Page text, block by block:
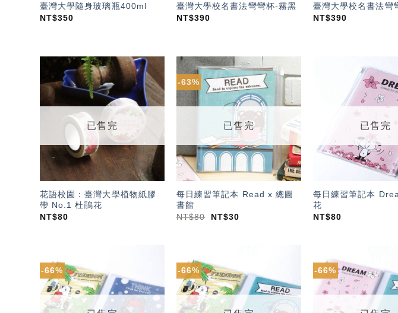
臺灣大學隨身玻璃瓶400ml
NT$350
臺灣大學校名書法彎彎杯-霧黑
NT$390
臺灣大學校名書法彎
NT$390
加入
「願
望輕
單」
已售完
花語校園：臺灣大學植物紙膠
帶 No.1 杜鵑花
NT$80
-63%
「願
望輕
已售完
每日練習筆記本 Read x 總圖
書館
NT$80 NT$30
已售完
每日練習筆記本
花
NT$80
-66%
「願
望輕
-66%
「願
望輕
單」
-66%